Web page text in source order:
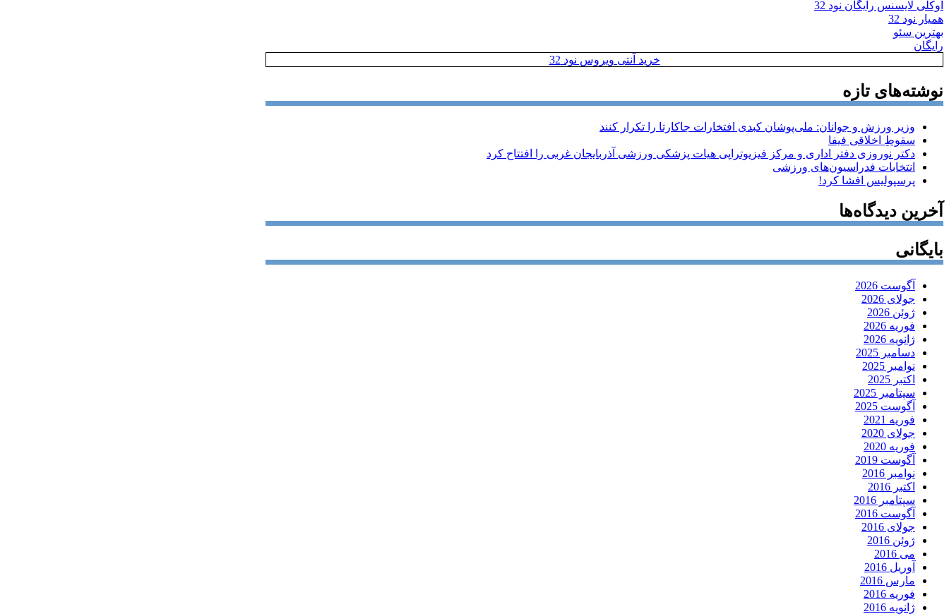
اوکلی لایسنس رایگان نود 32
همیار نود 32
بهترین سئو
رایگان
خرید آنتی ویروس نود 32
نوشته‌های تازه
وزیر ورزش و جوانان: ملی‌پوشان کبدی افتخارات جاکارتا را تکرار کنند
سقوطِ اخلاقی فیفا
دکتر نوروزی دفتر اداری و مرکز فیزیوتراپی هیات پزشکی ورزشی آذربایجان غربی را افتتاح کرد
انتخابات فدراسیون‌های ورزشی
پرسپولیس افشا کرد!
آخرین دیدگاه‌ها
بایگانی
آگوست 2026
جولای 2026
ژوئن 2026
فوریه 2026
ژانویه 2026
دسامبر 2025
نوامبر 2025
اکتبر 2025
سپتامبر 2025
آگوست 2025
فوریه 2021
جولای 2020
فوریه 2020
آگوست 2019
نوامبر 2016
اکتبر 2016
سپتامبر 2016
آگوست 2016
جولای 2016
ژوئن 2016
می 2016
آوریل 2016
مارس 2016
فوریه 2016
ژانویه 2016